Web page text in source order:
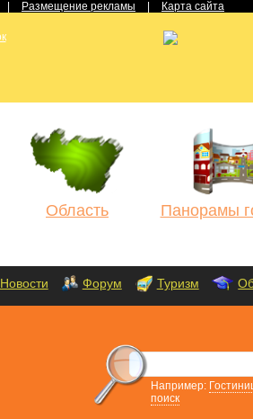
Размещение рекламы Карта сайта
Область Панорамы
Новости Форум Туризм
Например:
поиск